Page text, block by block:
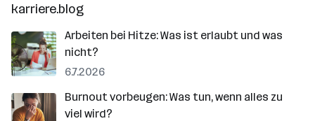
karriere.blog
Arbeiten bei Hitze: Was ist erlaubt und was
nicht?
6.7.2026
Burnout vorbeugen: Was tun, wenn alles zu
viel wird?